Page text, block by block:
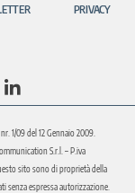
PRIVACY
1/09 del 12 Gennaio 2009.
S.r.l. – P.iva
sito sono di proprietà della
senza espressa autorizzazione.